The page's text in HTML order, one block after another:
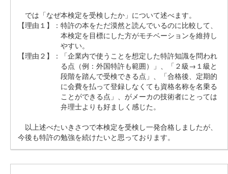
では「なぜ本検定を受検したか」について述べます。
【理由１】： 特許の本をただ漠然と読んでいるのに比較して、
本検定を目標にした方がモチベーションを維持し
やすい。
【理由２】：
「企業内で使うことを想定した特許知識を問われ
る点（例：外国特許も範囲）」、「２級→１級と
段階を踏んで受検できる点」、「合格後、定期的
に会費を払って登録しなくても資格名称を名乗る
ことができる点」、がメーカの技術者にとっては
弁理士よりも好ましく感じた。
以上述べたいきさつで本検定を受検し一発合格しましたが、
今後も特許の勉強を続けたいと思っております。